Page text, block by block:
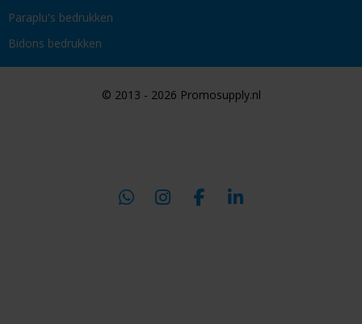
Paraplu's bedrukken
Bidons bedrukken
© 2013 - 2026 Promosupply.nl